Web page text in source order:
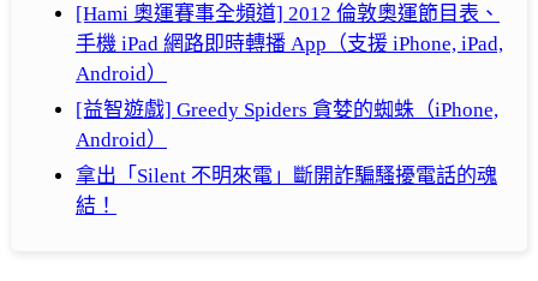
[Hami 奧運賽事全頻道] 2012 倫敦奧運節目表、
手機 iPad 網路即時轉播 App（支援 iPhone, iPad,
Android）
[益智遊戲] Greedy Spiders 貪婪的蜘蛛（iPhone,
Android）
拿出「Silent 不明來電」斷開詐騙騷擾電話的魂
結！